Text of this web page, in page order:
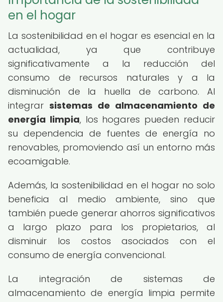
en el hogar
La sostenibilidad en el hogar es esencial en la
actualidad, ya que contribuye
significativamente a la reducción del
consumo de recursos naturales y a la
disminución de la huella de carbono. Al
integrar sistemas de almacenamiento de
energía limpia, los hogares pueden reducir
su dependencia de fuentes de energía no
renovables, promoviendo así un entorno más
ecoamigable.
Además, la sostenibilidad en el hogar no solo
beneficia al medio ambiente, sino que
también puede generar ahorros significativos
a largo plazo para los propietarios, al
disminuir los costos asociados con el
consumo de energía convencional.
La integración de sistemas de
almacenamiento de energía limpia permite